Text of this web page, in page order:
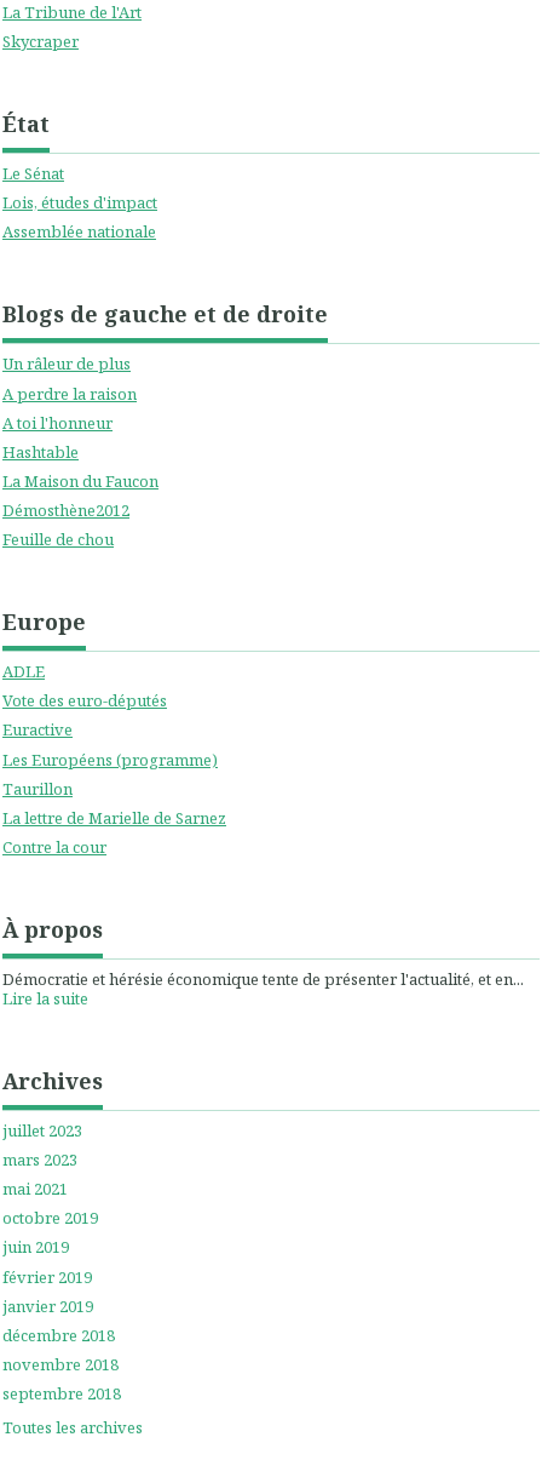
La Tribune de l'Art
Skycraper
État
Le Sénat
Lois, études d'impact
Assemblée nationale
Blogs de gauche et de droite
Un râleur de plus
A perdre la raison
A toi l'honneur
Hashtable
La Maison du Faucon
Démosthène2012
Feuille de chou
Europe
ADLE
Vote des euro-députés
Euractive
Les Européens (programme)
Taurillon
La lettre de Marielle de Sarnez
Contre la cour
À propos
Démocratie et hérésie économique tente de présenter l'actualité, et en...
Lire la suite
Archives
juillet 2023
mars 2023
mai 2021
octobre 2019
juin 2019
février 2019
janvier 2019
décembre 2018
novembre 2018
septembre 2018
Toutes les archives